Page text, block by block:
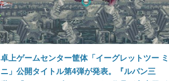
卓上ゲームセンター筐体「イーグレットツー ミ
ニ」公開タイトル第4弾が発表。『ルパン三